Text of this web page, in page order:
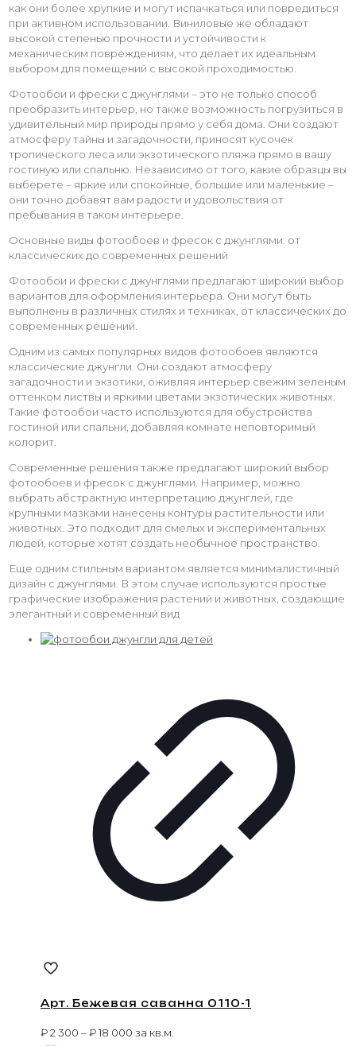
как они более хрупкие и могут испачкаться или повредиться
при активном использовании. Виниловые же обладают
высокой степенью прочности и устойчивости к
механическим повреждениям, что делает их идеальным
выбором для помещений с высокой проходимостью.
Фотообои и фрески с джунглями – это не только способ
преобразить интерьер, но также возможность погрузиться в
удивительный мир природы прямо у себя дома. Они создают
атмосферу тайны и загадочности, приносят кусочек
тропического леса или экзотического пляжа прямо в вашу
гостиную или спальню. Независимо от того, какие образцы вы
выберете – яркие или спокойные, большие или маленькие –
они точно добавят вам радости и удовольствия от
пребывания в таком интерьере.
Основные виды фотообоев и фресок с джунглями: от
классических до современных решений
Фотообои и фрески с джунглями предлагают широкий выбор
вариантов для оформления интерьера. Они могут быть
выполнены в различных стилях и техниках, от классических до
современных решений.
Одним из самых популярных видов фотообоев являются
классические джунгли. Они создают атмосферу
загадочности и экзотики, оживляя интерьер свежим зеленым
оттенком листвы и яркими цветами экзотических животных.
Такие фотообои часто используются для обустройства
гостиной или спальни, добавляя комнате неповторимый
колорит.
Современные решения также предлагают широкий выбор
фотообоев и фресок с джунглями. Например, можно
выбрать абстрактную интерпретацию джунглей, где
крупными мазками нанесены контуры растительности или
животных. Это подходит для смелых и экспериментальных
людей, которые хотят создать необычное пространство.
Еще одним стильным вариантом является минималистичный
дизайн с джунглями. В этом случае используются простые
графические изображения растений и животных, создающие
элегантный и современный вид
Арт. Бежевая саванна 0110-1
₽2 300 –₽18 000 за кв.м.